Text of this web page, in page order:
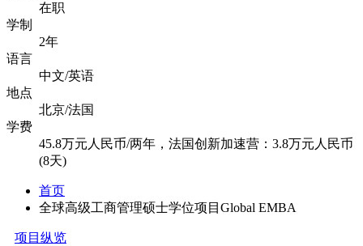
在职
学制
2年
语言
中文/英语
地点
北京/法国
学费
45.8万元人民币/两年，法国创新加速营：3.8万元人民币
(8天)
首页
全球高级工商管理硕士学位项目Global EMBA
项目纵览